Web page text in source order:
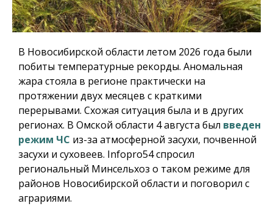
В Новосибирской области летом 2026 года были
побиты температурные рекорды. Аномальная
жара стояла в регионе практически на
протяжении двух месяцев с краткими
перерывами. Схожая ситуация была и в других
регионах. В Омской области 4 августа был введен
режим ЧС из-за атмосферной засухи, почвенной
засухи и суховеев. Infopro54спросил
региональный Минсельхоз о таком режиме для
районов Новосибирской области и поговорил с
аграриями.